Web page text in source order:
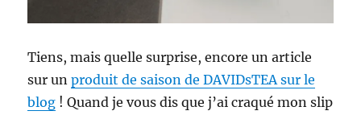
Tiens, mais quelle surprise, encore un article
sur unproduit de saison de DAVIDsTEA sur le
blog ! Quand je vous dis que j’ai craqué mon slip